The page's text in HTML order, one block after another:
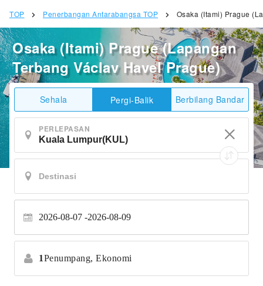
TOP Penerbangan Antarabangsa TOP Osaka (Itami) Prague
Osaka (Itami) Prague (Lapangan
Terbang Václav Havel Prague)
Sehala Pergi-Balik Berbilang Bandar
PERLEPASAN
2026-08-07 2026-08-09
1Penumpang, Ekonomi